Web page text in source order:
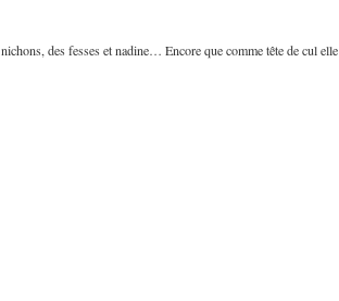
des fesses et nadine… Encore que comme tête de cul elle